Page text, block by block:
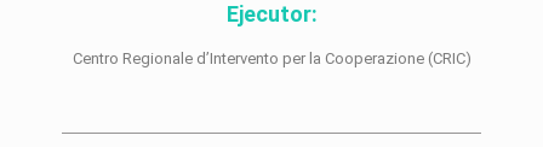
Ejecutor:
Centro Regionale d’Intervento per la Cooperazione (CRIC)